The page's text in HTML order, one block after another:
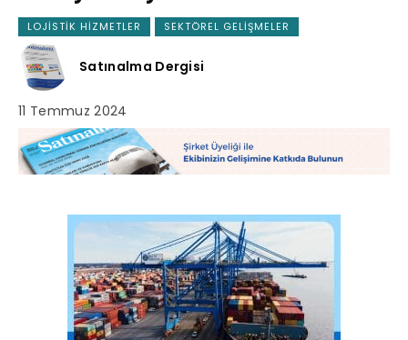
LOJISTIK HIZMETLER SEKTÖREL GELIŞMELER
Satınalma Dergisi
11 Temmuz 2024